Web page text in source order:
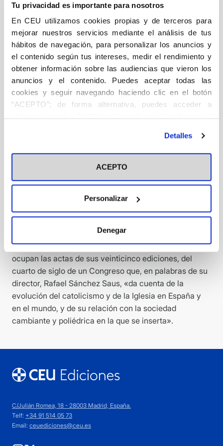
Tu privacidad es importante para nosotros
En CEU utilizamos cookies propias y de terceros para
mejorar nuestros servicios mediante el análisis de tus
hábitos de navegación, para personalizar los anuncios y
el contenido según tus intereses, medir el rendimiento y
obtener información sobre las audiencias que vieron los
anuncios y el contenido. Puedes aceptar todas las
cookies y seguir navegando haciendo clic en el botón
“ACEPTO”; de forma alternativa, puedes acceder a
en el botón "Personalizar". Para más información puedes
visitar nuestra Política de Cookies
Detalles
ACEPTO
Personalizar
Denegar
DescripciónFicha técnicaAutor/a/es
DESCRIPCIÓN
DSI
Presentación deAlfonso Bullón de Mendoza y Gómez
de Valugera
Prefacio de
Rafael Sánchez Saus
plata del Congreso Católicos y Vida Pública con todos
quienes han hecho posible su existencia a lo largo de
los últimos veinticinco años. El lector encontrará en
este volumen una selección de fragmentos, agrupados
por temas, de algunas de las mejores ponencias e
intervenciones del Congreso. Sus páginas no son sino
un reflejo incompleto de las más de 30.000 que
ocupan las actas de sus veinticinco ediciones, del
cuarto de siglo de un Congreso que, en palabras de su
director, Rafael Sánchez Saus, «da cuenta de la
evolución del catolicismo y de la Iglesia en España y
en el mundo, y de su relación con la sociedad
cambiante y poliédrica en la que se inserta».
C/Julián Romea, 18 - 28003 Madrid, España.
Telf: +34 91 514 05 73
Email: ceuediciones@ceu.es